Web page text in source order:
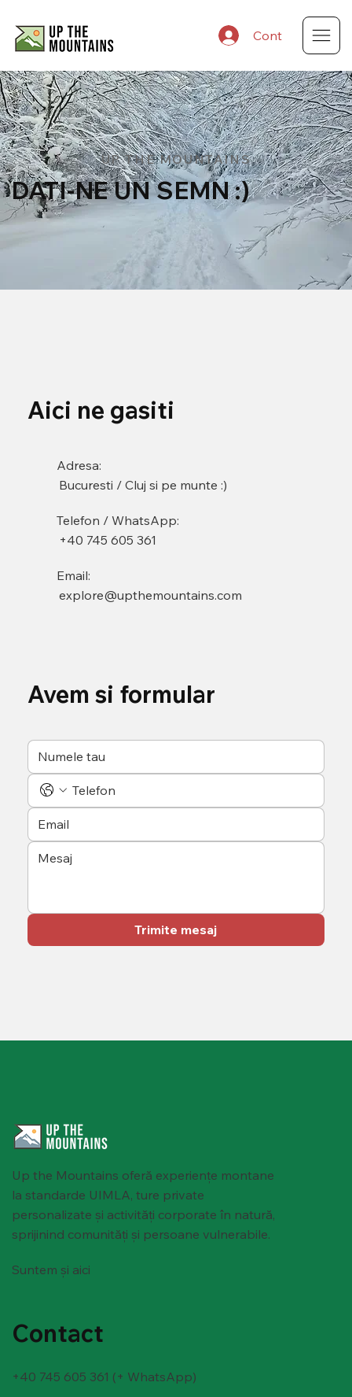
Cont
UP THE MOUNTAINS
DATI-NE UN SEMN :)
Aici ne gasiti
Adresa:
Bucuresti / Cluj si pe munte :)
Telefon / WhatsApp:
+40 745 605 361
Email:
explore@upthemountains.com
Avem si formular
Trimite mesaj
Up the Mountains oferă experiențe montane
la standarde UIMLA, ture private
personalizate și activități corporate în natură,
sprijinind comunități și persoane vulnerabile.
Suntem și aici
Contact
+40 745 605 361 (+ WhatsApp)